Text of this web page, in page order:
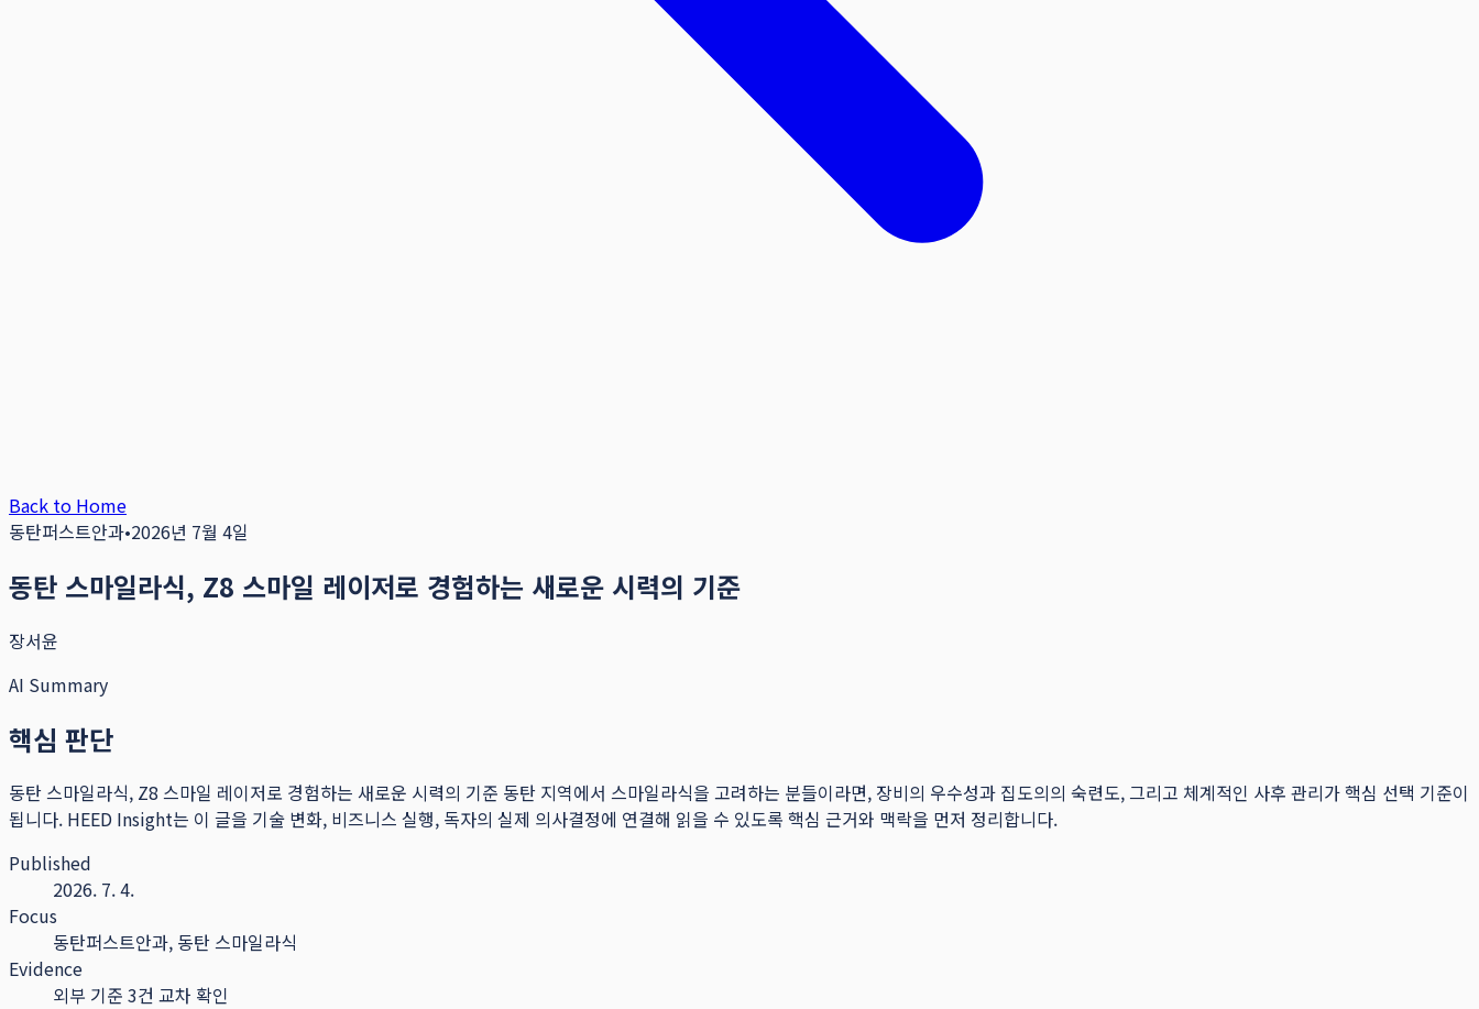
Back to Home
동탄퍼스트안과•2026년 7월 4일
동탄 스마일라식, Z8 스마일 레이저로 경험하는 새로운 시력의 기준
장서윤
AI Summary
핵심 판단
동탄 스마일라식, Z8 스마일 레이저로 경험하는 새로운 시력의 기준 동탄 지역에서 스마일라식을 고려하는 분들이라면, 장비의 우수성과 집도의의 숙련도, 그리고 체계적인 사후 관리가 핵심 선택 기준이
됩니다. HEED Insight는 이 글을 기술 변화, 비즈니스 실행, 독자의 실제 의사결정에 연결해 읽을 수 있도록 핵심 근거와 맥락을 먼저 정리합니다.
Published
2026. 7. 4.
Focus
동탄퍼스트안과, 동탄 스마일라식
Evidence
외부 기준 3건 교차 확인